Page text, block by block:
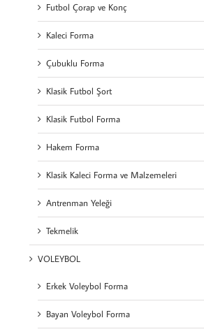
Futbol Çorap ve Konç
Kaleci Forma
Çubuklu Forma
Klasik Futbol Şort
Klasik Futbol Forma
Hakem Forma
Klasik Kaleci Forma ve Malzemeleri
Antrenman Yeleği
Tekmelik
VOLEYBOL
Erkek Voleybol Forma
Bayan Voleybol Forma